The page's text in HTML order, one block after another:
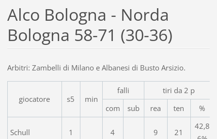
Alco Bologna - Norda
Bologna 58-71 (30-36)
Arbitri: Zambelli di Milano e Albanesi di Busto Arsizio.
giocatore s5 min
falli
tiri da 2 p
com
sub rea ten %
Schull 1 4 9 21
42,8